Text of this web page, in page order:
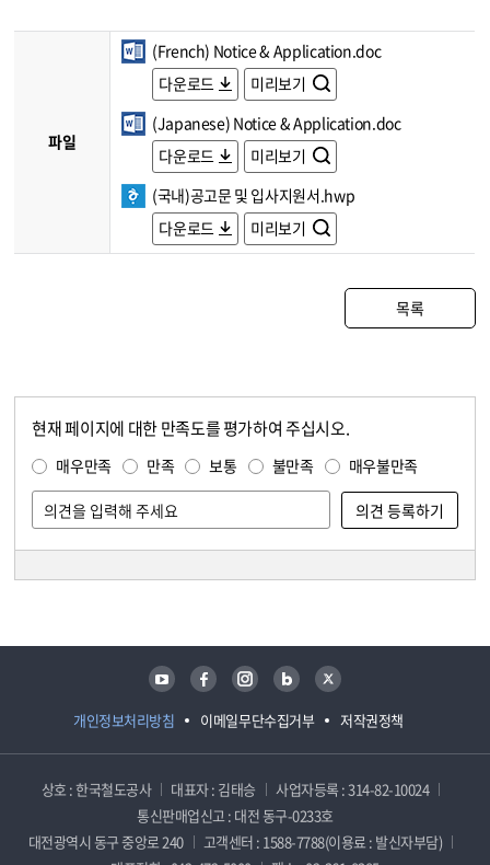
파일
(French) Notice & Application.doc
다운로드
미리보기
(Japanese) Notice & Application.doc
다운로드
미리보기
(국내)공고문 및 입사지원서.hwp
다운로드
미리보기
목록
현재 페이지에 대한 만족도를 평가하여 주십시오.
매우만족 만족 보통 불만족 매우불만족
개인정보처리방침 이메일무단수집거부 저작권정책
유튜브 페이스북 인스타그램 블로그 트위터
상호 : 한국철도공사 대표자 : 김태승
사업자등록 : 314-82-10024
통신판매업신고 : 대전 동구-0233호
대전광역시 동구 중앙로 240
고객센터 : 1588-7788(이용료 : 발신자부담)